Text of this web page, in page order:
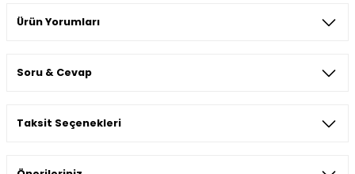
Ürün Yorumları
Soru & Cevap
Taksit Seçenekleri